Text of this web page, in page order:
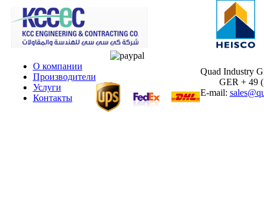
О компании
Производители
Услуги
Контакты
Quad Industry
GER + 49
E-mail: